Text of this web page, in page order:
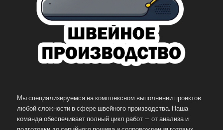
Мы специализируемся на комплексном выполнении проектов
любой сложности в сфере швейного производства. Наша
команда обеспечивает полный цикл работ — от анализа и